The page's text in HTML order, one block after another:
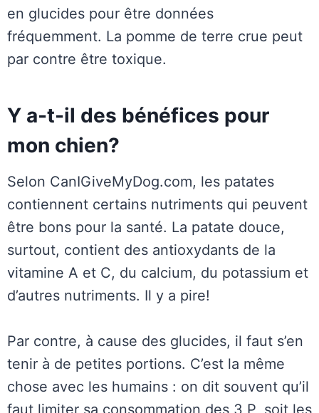
en glucides pour être données
fréquemment. La pomme de terre crue peut
par contre être toxique.
Y a-t-il des bénéfices pour
mon chien?
Selon CanIGiveMyDog.com, les patates
contiennent certains nutriments qui peuvent
être bons pour la santé. La patate douce,
surtout, contient des antioxydants de la
vitamine A et C, du calcium, du potassium et
d’autres nutriments. Il y a pire!
Par contre, à cause des glucides, il faut s’en
tenir à de petites portions. C’est la même
chose avec les humains : on dit souvent qu’il
faut limiter sa consommation des 3 P, soit les